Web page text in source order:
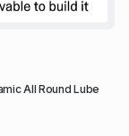
All Round Lube